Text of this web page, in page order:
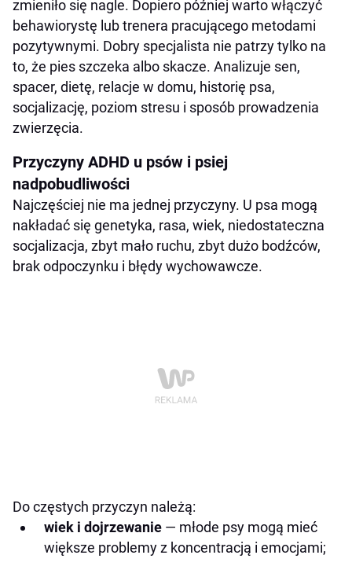
zmieniło się nagle. Dopiero później warto włączyć
behawiorystę lub trenera pracującego metodami
pozytywnymi. Dobry specjalista nie patrzy tylko na
to, że pies szczeka albo skacze. Analizuje sen,
spacer, dietę, relacje w domu, historię psa,
socjalizację, poziom stresu i sposób prowadzenia
zwierzęcia.
Przyczyny ADHD u psów i psiej
nadpobudliwości
Najczęściej nie ma jednej przyczyny. U psa mogą
nakładać się genetyka, rasa, wiek, niedostateczna
socjalizacja, zbyt mało ruchu, zbyt dużo bodźców,
brak odpoczynku i błędy wychowawcze.
Do częstych przyczyn należą:
wiek i dojrzewanie — młode psy mogą mieć
większe problemy z koncentracją i emocjami;